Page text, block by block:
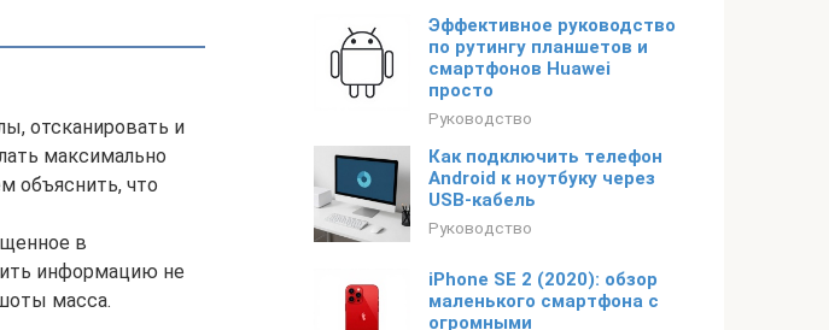
отсканировать и
максимально
объяснить, что
в
информацию не
масса.
Эффективное руководство
по рутингу планшетов и
смартфонов Huawei
просто
Руководство
Как подключить телефон
Android к ноутбуку через
USB-кабель
Руководство
iPhone SE 2 (2020): обзор
маленького смартфона с
огромными